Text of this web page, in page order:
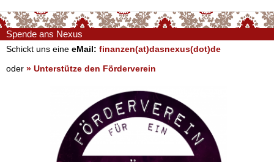
Spende ans Nexus
Schickt uns eine eMail: finanzen(at)dasnexus(dot)de
oder » Unterstütze den Förderverein